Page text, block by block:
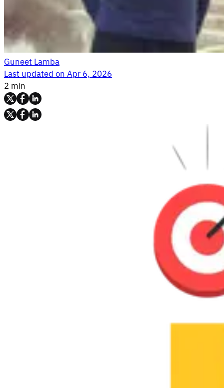
Guneet Lamba
Last updated onApr 6, 2026
2 min